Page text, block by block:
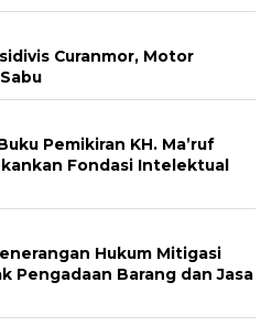
Curanmor, Motor
Pemikiran KH. Ma’ruf
Fondasi Intelektual
Hukum Mitigasi
Pengadaan Barang dan Jasa